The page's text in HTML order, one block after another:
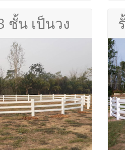
ชั้น เป็นวง